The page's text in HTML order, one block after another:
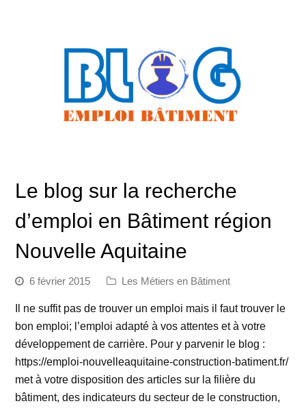
Le blog sur la recherche
d’emploi en Bâtiment région
Nouvelle Aquitaine
6 février 2015 Les Métiers en Bâtiment
Il ne suffit pas de trouver un emploi mais il faut trouver le
bon emploi; l’emploi adapté à vos attentes et à votre
développement de carrière. Pour y parvenir le blog :
https://emploi-nouvelleaquitaine-construction-batiment.fr/
met à votre disposition des articles sur la filière du
bâtiment, des indicateurs du secteur de le construction,